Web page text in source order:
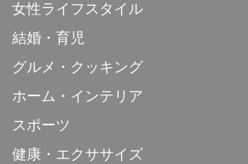
女性ライフスタイル
結婚・育児
グルメ・クッキング
ホーム・インテリア
スポーツ
健康・エクササイズ